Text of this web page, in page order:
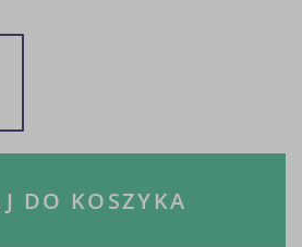
DO KOSZYKA